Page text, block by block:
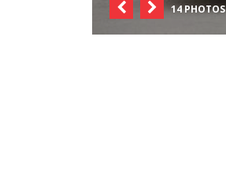
14 PHOTOS